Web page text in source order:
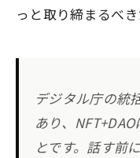
っと取り締まるべき
デジタル庁の統
あり、
とです。話す前